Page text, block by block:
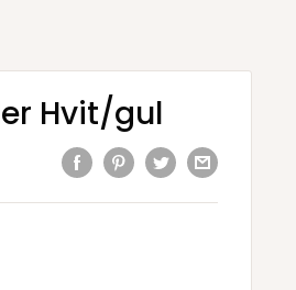
Hvit/gul